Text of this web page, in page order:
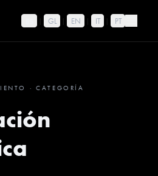
GL EN IT PT
·CATEGORÍA